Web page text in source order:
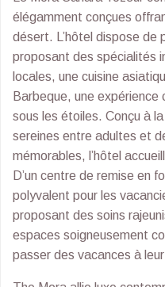
élégamment conçues
désert. L’hôtel dispose de
proposant des spécialités
locales, une cuisine
Barbeque, une expérience
sous les étoiles. Conçu à
sereines entre adultes et
mémorables, l’hôtel
D’un centre de remise en
polyvalent pour les
proposant des soins
espaces soigneusement
passer des vacances à